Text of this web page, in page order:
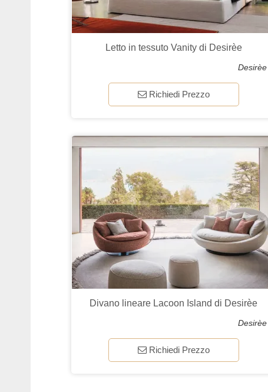
Letto in tessuto Vanity di Desirèe
Desirèe
Richiedi Prezzo
Divano lineare Lacoon Island di Desirèe
Desirèe
Richiedi Prezzo